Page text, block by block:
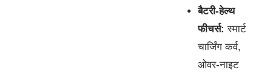
बैटरी-हेल्थ
फीचर्स: स्मार्ट
चार्जिंग कर्व,
ओवर-नाइट